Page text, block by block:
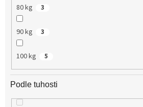
80 kg 3
90 kg 3
100 kg 5
Podle tuhosti